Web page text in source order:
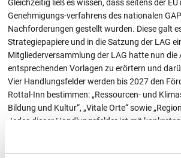
Gleichzeitig ließ es wissen, dass seitens der
Genehmigungs-verfahrens des nationalen
Nachforderungen gestellt wurden. Diese galt
Strategiepapiere und in die Satzung der LAG
Mitgliederversammlung der LAG hatte nun die
entsprechenden Vorlagen zu erörtern und
Vier Handlungsfelder werden bis 2027 den
Rottal-Inn bestimmen: „Ressourcen- und
Bildung und Kultur“, „Vitale Orte“ sowie
Jedes dieser Handlungsfelder ist mit
jedes Projekt muss einem dieser Ziele